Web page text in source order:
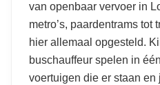
van openbaar vervoer in
metro’s, paardentrams tot
hier allemaal opgesteld.
buschauffeur spelen in
voertuigen die er staan en